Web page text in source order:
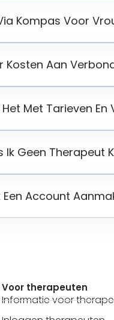
Kompas Voor
Kosten Aan
Het Met Tarieven
Ik Geen Therapeut
Een Account
Voor therapeuten
Informatie voor